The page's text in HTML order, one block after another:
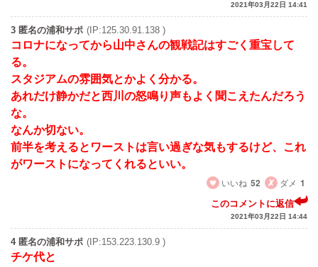
2021年03月22日 14:41
3 匿名の浦和サポ (IP:125.30.91.138 )
コロナになってから山中さんの観戦記はすごく重宝して
る。
スタジアムの雰囲気とかよく分かる。
あれだけ静かだと西川の怒鳴り声もよく聞こえたんだろう
な。
なんか切ない。
前半を考えるとワーストは言い過ぎな気もするけど、これ
がワーストになってくれるといい。
いいね 52 ダメ 1
このコメントに返信
2021年03月22日 14:44
4 匿名の浦和サポ (IP:153.223.130.9 )
チケ代と